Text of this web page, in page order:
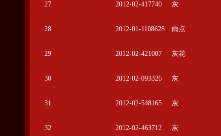
27 2012-02-417740 灰
28 2012-01-1108628 雨点
29 2012-02-421007 灰花
30 2012-02-093326 灰
31 2012-02-548165 灰
32 2012-02-463712 灰